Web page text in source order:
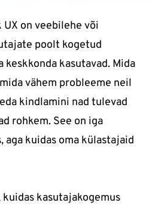
on veebilehe või
poolt kogetud
kasutavad. Mida
vähem probleeme neil
kindlamini nad tulevad
rohkem. See on iga
aga kuidas oma külastajaid
kasutajakogemus